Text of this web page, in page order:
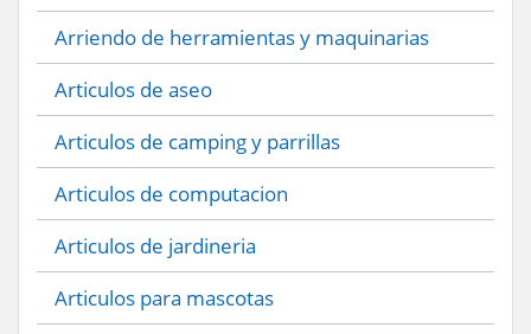
Arriendo de herramientas y maquinarias
Articulos de aseo
Articulos de camping y parrillas
Articulos de computacion
Articulos de jardineria
Articulos para mascotas